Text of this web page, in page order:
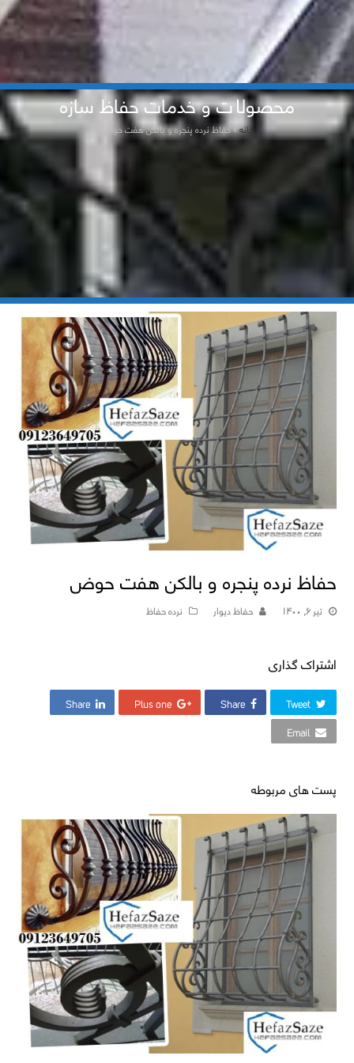
محصولات و خدمات حفاظ سازه
خانه»حفاظ نرده پنجره و بالکن هفت حوض
حفاظ نرده پنجره و بالکن هفت حوض
تیر ۶, ۱۴۰۰ حفاظ دیوار نرده حفاظ
اشتراک گذاری
Tweet
Share
Plus one
Share
Email
پست های مربوطه